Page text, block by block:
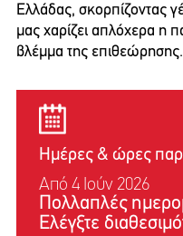
Ελλάδας, σκορπίζοντας
μας χαρίζει απλόχερα η
βλέμμα της επιθεώρησης.
Ημέρες & ώρες
Από 4 Ιούν 2026
Πολλαπλές
Ελέγξτε